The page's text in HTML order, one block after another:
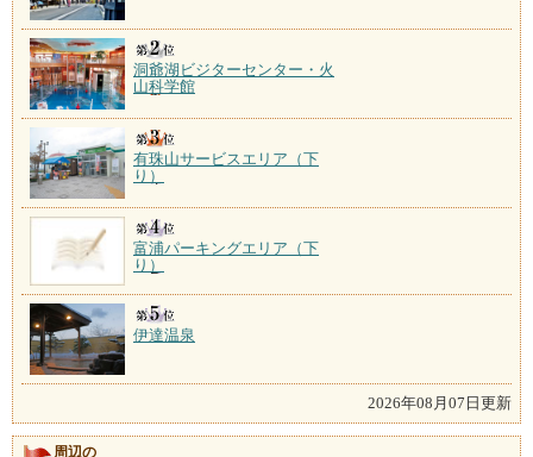
洞爺湖ビジターセンター・火
山科学館
有珠山サービスエリア（下
り）
富浦パーキングエリア（下
り）
伊達温泉
2026年08月07日更新
周辺の